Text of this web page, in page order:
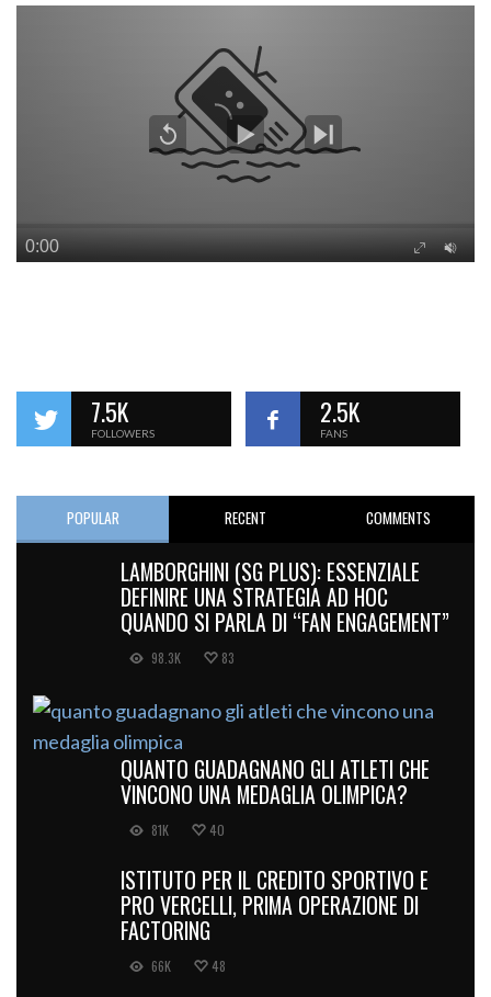
7.5K
FOLLOWERS
2.5K
FANS
POPULAR RECENT COMMENTS
LAMBORGHINI (SG PLUS): ESSENZIALE
DEFINIRE UNA STRATEGIA AD HOC
QUANDO SI PARLA DI “FAN ENGAGEMENT”
98.3K 83
QUANTO GUADAGNANO GLI ATLETI CHE
VINCONO UNA MEDAGLIA OLIMPICA?
81K 40
ISTITUTO PER IL CREDITO SPORTIVO E
PRO VERCELLI, PRIMA OPERAZIONE DI
FACTORING
66K 48